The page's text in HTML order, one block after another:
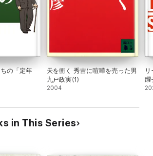
天を衝く 秀吉に喧嘩を売った男
九戸政実(1)
2004
躍
ー
in This Series